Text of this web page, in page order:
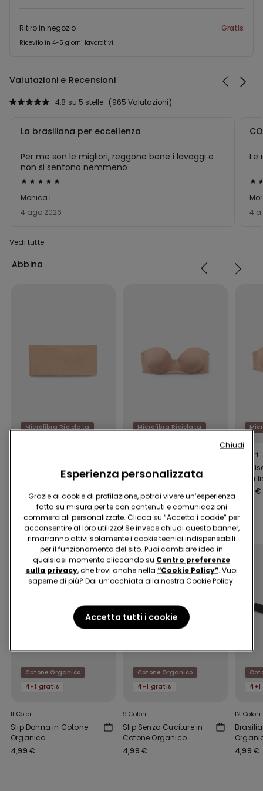
Ritiro in negozio Gratis
Ricevilo in 4-5 giorni lavorativi
Valutazioni e Recensioni
965 Valutazioni
4,8 su 5 stelle
Valutato
5
su
4 ago 2026
Monica L
La brasiliana per eccellenza
Per me son le migliori, reggono bene i lavaggi e
non si sentono nemmeno
5
su
4
Le
Vedi tutte
Abbina
Microfibra Riciclata
Sidney Microfibra
7,99 €
Microfibra Riciclata
Reggiseno Fascia
Imbottita in Microfibra
15,99 €
5 Colori
Super
in
16,99 €
Completa la promo4+1 gratis
Cotone Organico
4+1 gratis
11 Colori
Slip Donna in Cotone
Organico
4,99 €
Cotone Organico
4+1 gratis
9 Colori
Slip Senza Cuciture in
Cotone Organico
4,99 €
12 Colori
4,99 €
Esperienza personalizzata
Grazie ai cookie di profilazione, potrai vivere un’esperienza
fatta su misura per te con contenuti e comunicazioni
commerciali personalizzate. Clicca su “Accetta i cookie” per
acconsentire al loro utilizzo! Se invece chiudi questo banner,
rimarranno attivi solamente i cookie tecnici indispensabili
per il funzionamento del sito. Puoi cambiare idea in
qualsiasi momento cliccando su Centro preferenze
sulla privacy, che trovi anche nella “Cookie Policy”. Vuoi
saperne di più? Dai un’occhiata alla nostra Cookie Policy.
Accetta tutti i cookie
Chiudi